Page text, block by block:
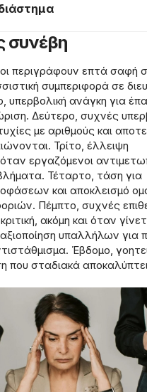
συνέβη
περιγράφουν επτά σαφή
συμπεριφορά σε
ανάγκη για
Δεύτερο, συχνές
με αριθμούς και
Τρίτο, έλλειψη
εργαζόμενοι
Τέταρτο, τάση για
και αποκλεισμό
Πέμπτο, συχνές
ακόμη και όταν
υπαλλήλων για
Έβδομο,
σταδιακά αποκαλύπτει